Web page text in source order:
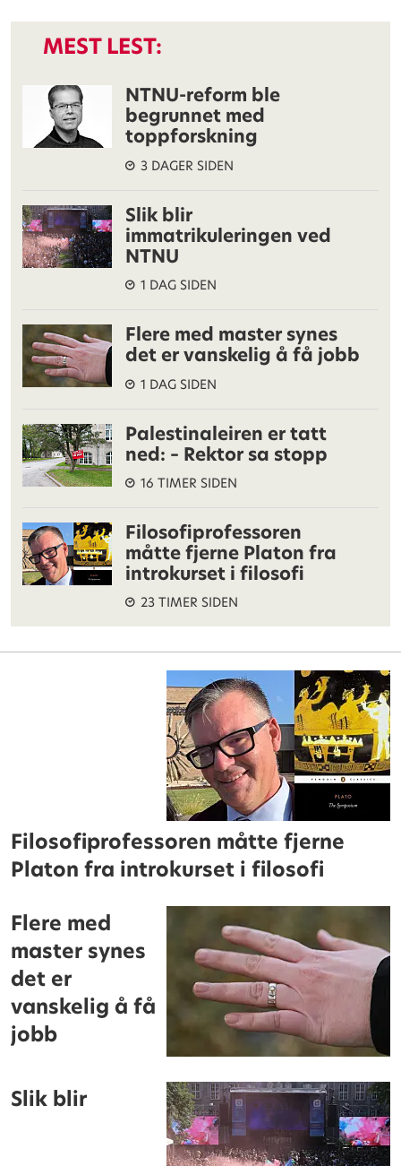
MEST LEST:
NTNU-reform ble
begrunnet med
toppforskning
3 DAGER SIDEN
Slik blir
immatrikuleringen ved
NTNU
1 DAG SIDEN
Flere med master synes
det er vanskelig å få jobb
1 DAG SIDEN
Palestinaleiren er tatt
ned: – Rektor sa stopp
16 TIMER SIDEN
Filosofiprofessoren
måtte fjerne Platon fra
introkurset i filosofi
23 TIMER SIDEN
Filosofiprofessoren måtte fjerne
Platon fra introkurset i filosofi
Flere med
master synes
det er
vanskelig å få
jobb
Slik blir